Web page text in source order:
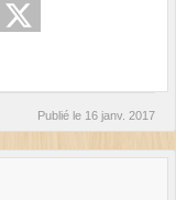
Publié le 16 janv. 2017